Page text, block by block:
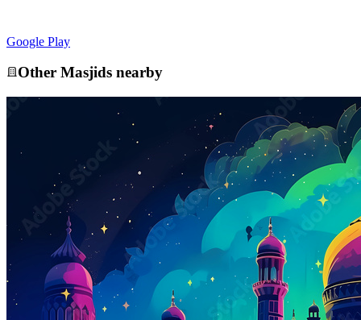
Google Play
Other Masjids nearby